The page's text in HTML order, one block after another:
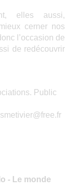
elles aussi,
cerner nos
l’occasion de
de redécouvrir
Public
- Le monde